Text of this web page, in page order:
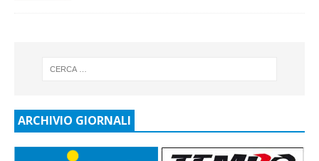
ARCHIVIO GIORNALI